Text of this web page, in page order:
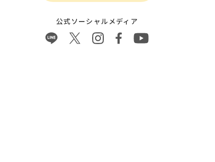
公式ソーシャルメディア